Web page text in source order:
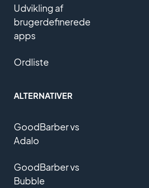
Udvikling af
brugerdefinerede
apps
Ordliste
ALTERNATIVER
GoodBarber vs
Adalo
GoodBarber vs
Bubble